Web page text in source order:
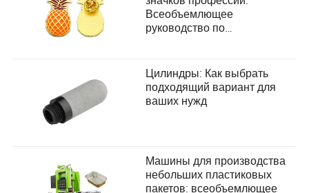
Всеобъемлющее
руководство по
потребностей пользователей
Цилиндры: Как выбрать
подходящий вариант для
ваших нужд
Машины для производства
небольших пластиковых
пакетов: всеобъемлющее